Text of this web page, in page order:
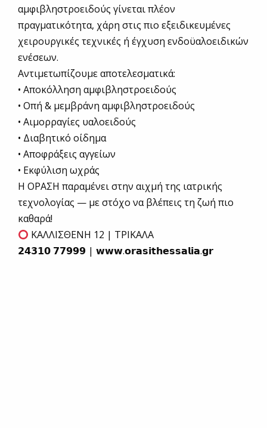
αμφιβληστροειδούς γίνεται πλέον
πραγματικότητα, χάρη στις πιο εξειδικευμένες
χειρουργικές τεχνικές ή έγχυση ενδοϋαλοειδικών
ενέσεων.
Αντιμετωπίζουμε αποτελεσματικά:
• Αποκόλληση αμφιβληστροειδούς
• Οπή & μεμβράνη αμφιβληστροειδούς
• Αιμορραγίες υαλοειδούς
• Διαβητικό οίδημα
• Αποφράξεις αγγείων
• Εκφύλιση ωχράς
Η ΟΡΑΣΗ παραμένει στην αιχμή της ιατρικής
τεχνολογίας — με στόχο να βλέπεις τη ζωή πιο
καθαρά!
ΚΑΛΛΙΣΘΕΝΗ 12 | ΤΡΙΚΑΛΑ
𝟮𝟰𝟯𝟭𝟬 𝟳𝟳𝟵𝟵𝟵 | 𝘄𝘄𝘄.𝗼𝗿𝗮𝘀𝗶𝘁𝗵𝗲𝘀𝘀𝗮𝗹𝗶𝗮.𝗴𝗿